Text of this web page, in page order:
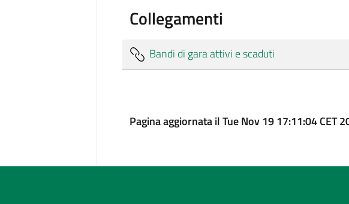
Collegamenti
Bandi di gara attivi e scaduti
Pagina aggiornata il Tue Nov 19 17:11:04 CET